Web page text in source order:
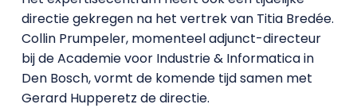
directie gekregen na het vertrek van Titia Bredée.
Collin Prumpeler, momenteel adjunct-directeur
bij de Academie voor Industrie & Informatica in
Den Bosch, vormt de komende tijd samen met
Gerard Hupperetz de directie.